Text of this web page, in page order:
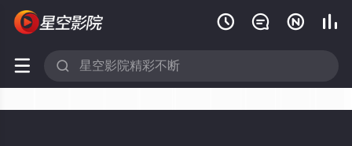
   
 